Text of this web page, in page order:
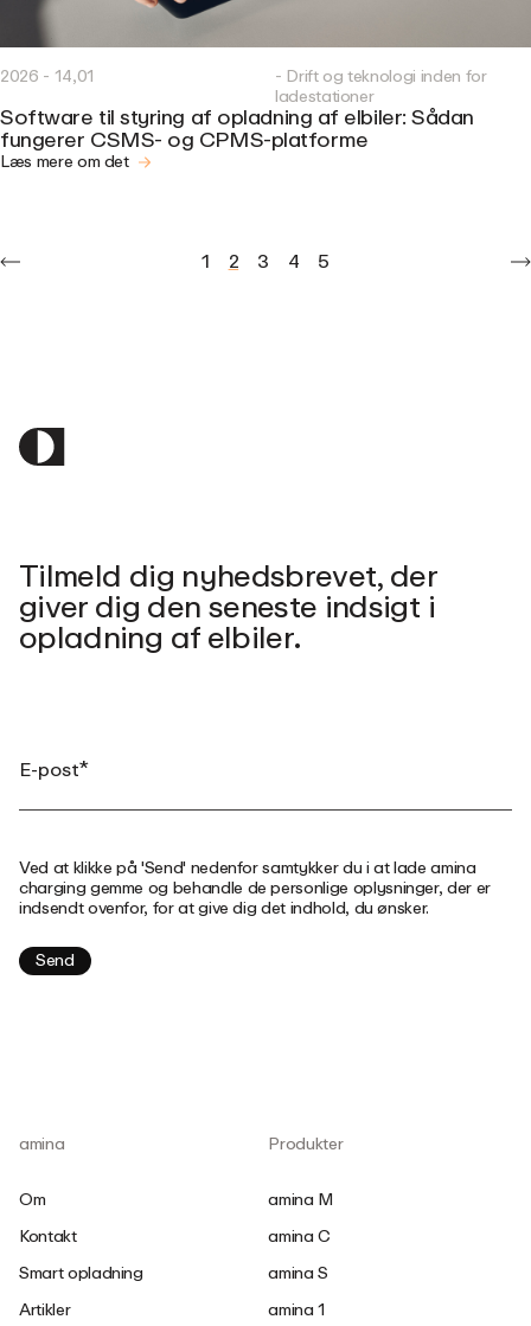
2026 - 14,01 - Drift og teknologi inden for
ladestationer
Software til styring af opladning af elbiler: Sådan
fungerer CSMS- og CPMS-platforme
Læs mere om det
1 2 3 4 5
Tilmeld dig nyhedsbrevet, der
giver dig den seneste indsigt i
opladning af elbiler.
Ved at klikke på 'Send' nedenfor samtykker du i at lade amina
charging gemme og behandle de personlige oplysninger, der er
indsendt ovenfor, for at give dig det indhold, du ønsker.
amina
Om
Kontakt
Smart opladning
Artikler
Produkter
amina M
amina C
amina S
amina 1